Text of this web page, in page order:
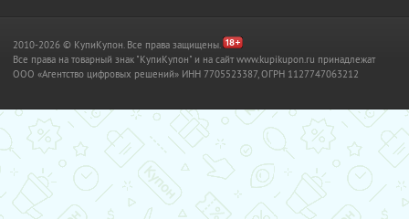
2010-2026 © КупиКупон. Все права защищены.
Все права на товарный знак "КупиКупон" и на сайт www.kupikupon.ru принадлежат
OOO «Агентство цифровых решений» ИНН 7705523387, ОГРН 1127747063212